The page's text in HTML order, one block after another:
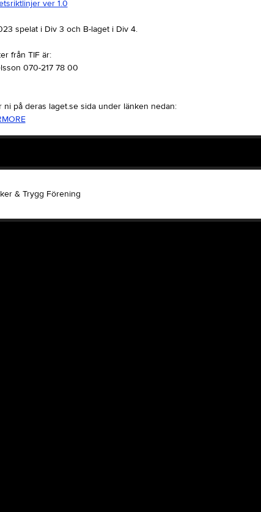
ver 1.0
spelat i Div 3 och B-laget i Div 4.
från TIF är:
070-217 78 00
ni på deras laget.se sida under länken nedan: